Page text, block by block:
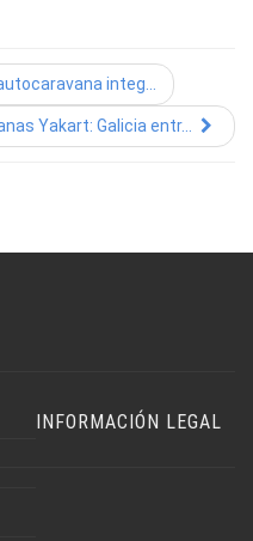
integ...
Yakart: Galicia entr...
INFORMACIÓN LEGAL